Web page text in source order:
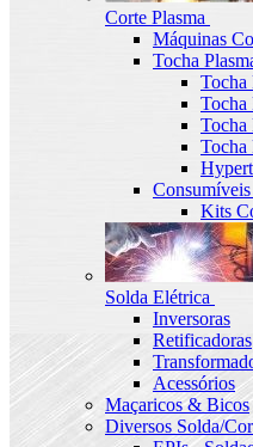
Corte Plasma
Máquinas
Tocha
Tocha
Tocha
Tocha
Tocha
Consumíveis
Kits
Solda Elétrica
Inversoras
Retificadoras
Acessórios
Maçaricos & Bicos
Diversos Solda/